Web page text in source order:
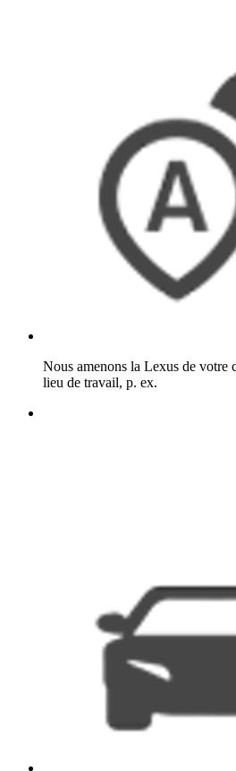
Nous amenons la Lexus de votre
lieu de travail, p. ex.